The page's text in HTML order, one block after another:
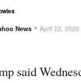
News • April 22, 2020
said